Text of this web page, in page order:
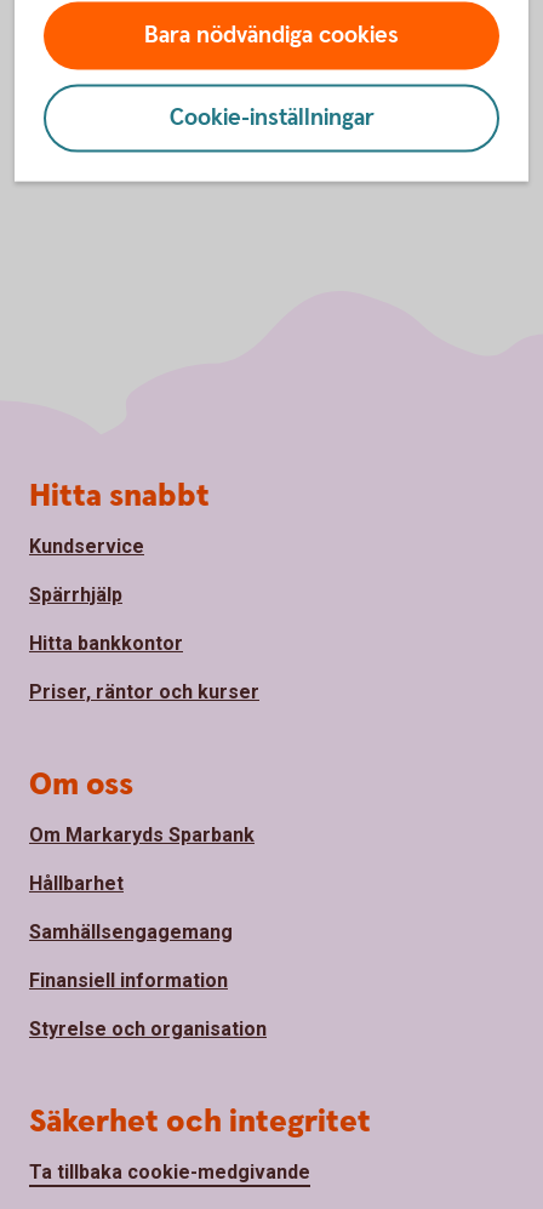
Bara nödvändiga cookies
Cookie-inställningar
Sidfot
Hitta snabbt
Kundservice
Spärrhjälp
Hitta bankkontor
Priser, räntor och kurser
Om oss
Om Markaryds Sparbank
Hållbarhet
Samhällsengagemang
Finansiell information
Styrelse och organisation
Säkerhet och integritet
Ta tillbaka cookie-medgivande